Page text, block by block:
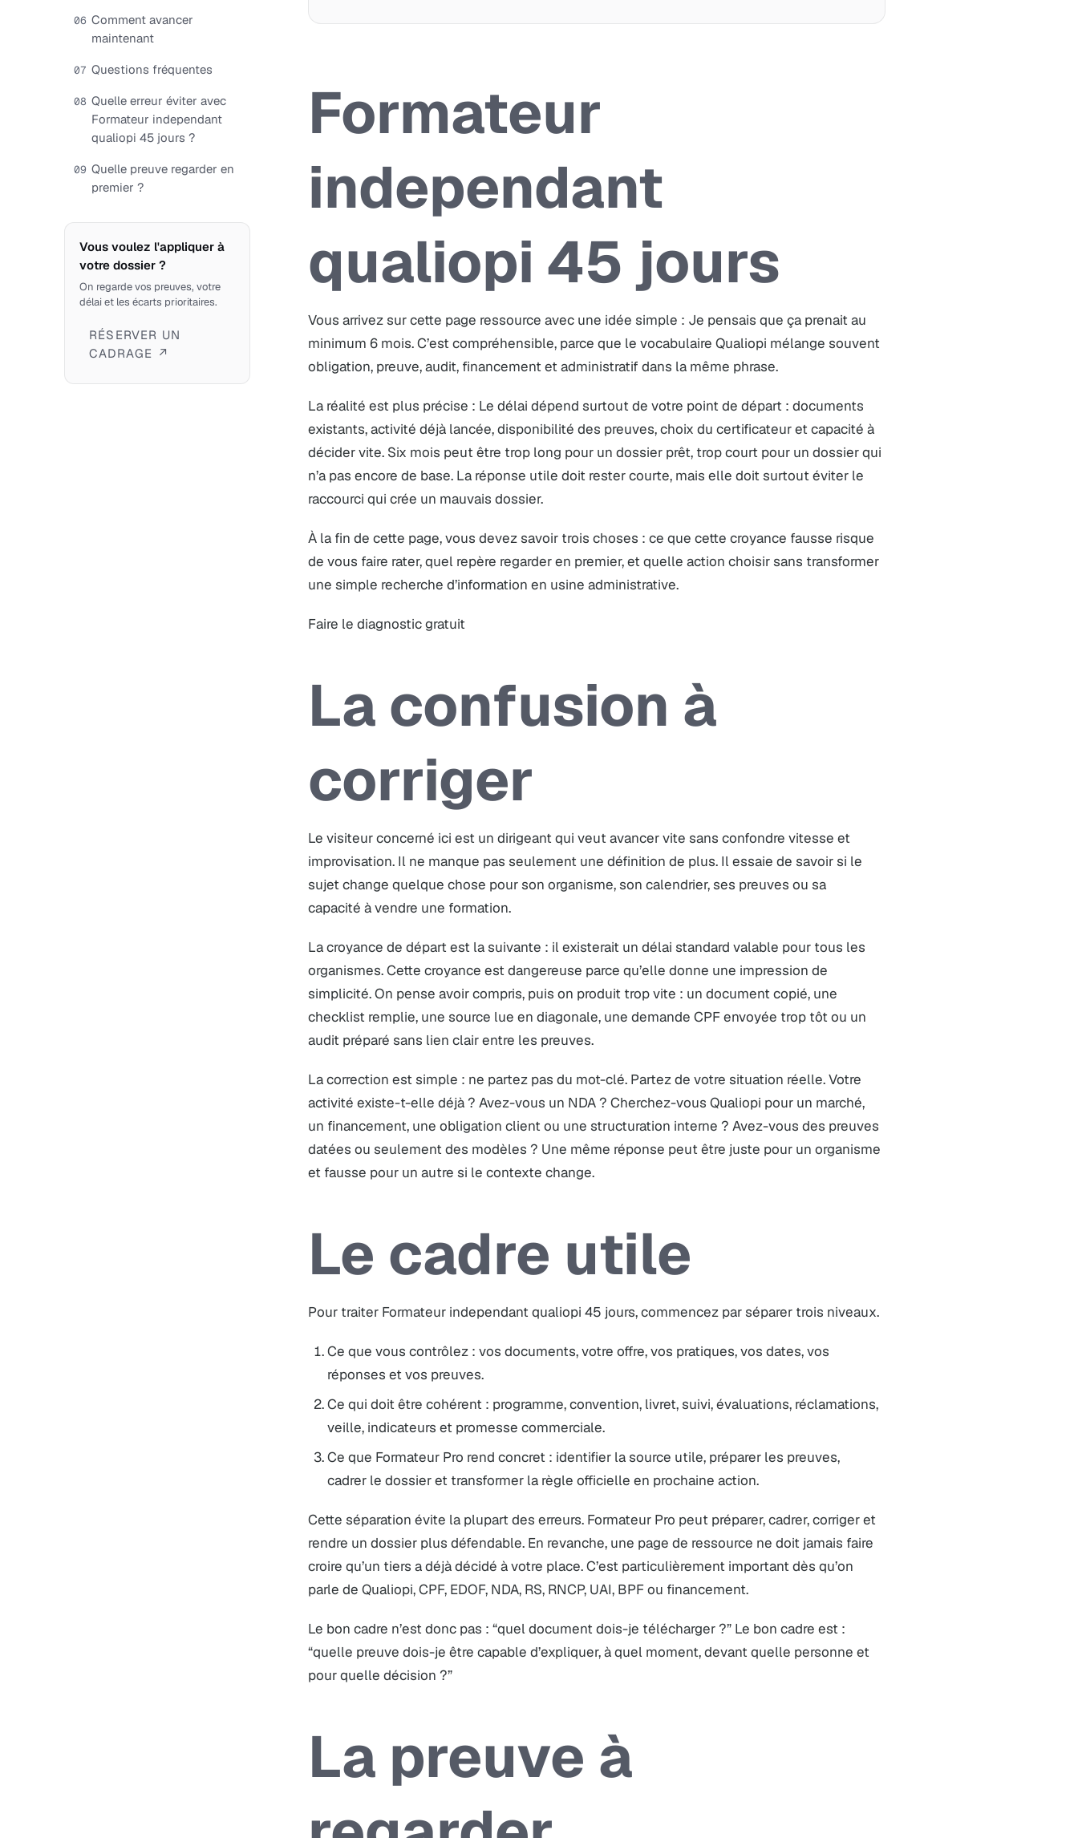
06 Comment avancer
maintenant
07 Questions fréquentes
08 Quelle erreur éviter avec
Formateur independant
qualiopi 45 jours ?
09 Quelle preuve regarder en
premier ?
Vous voulez l'appliquer à
votre dossier ?
On regarde vos preuves, votre
délai et les écarts prioritaires.
RÉSERVER UN
CADRAGE ↗
Formateur
independant
qualiopi 45 jours
Vous arrivez sur cette page ressource avec une idée simple : Je pensais que ça prenait au
minimum 6 mois. C’est compréhensible, parce que le vocabulaire Qualiopi mélange souvent
obligation, preuve, audit, financement et administratif dans la même phrase.
La réalité est plus précise : Le délai dépend surtout de votre point de départ : documents
existants, activité déjà lancée, disponibilité des preuves, choix du certificateur et capacité à
décider vite. Six mois peut être trop long pour un dossier prêt, trop court pour un dossier qui
n’a pas encore de base. La réponse utile doit rester courte, mais elle doit surtout éviter le
raccourci qui crée un mauvais dossier.
À la fin de cette page, vous devez savoir trois choses : ce que cette croyance fausse risque
de vous faire rater, quel repère regarder en premier, et quelle action choisir sans transformer
une simple recherche d’information en usine administrative.
Faire le diagnostic gratuit
La confusion à
corriger
Le visiteur concerné ici est un dirigeant qui veut avancer vite sans confondre vitesse et
improvisation. Il ne manque pas seulement une définition de plus. Il essaie de savoir si le
sujet change quelque chose pour son organisme, son calendrier, ses preuves ou sa
capacité à vendre une formation.
La croyance de départ est la suivante : il existerait un délai standard valable pour tous les
organismes. Cette croyance est dangereuse parce qu’elle donne une impression de
simplicité. On pense avoir compris, puis on produit trop vite : un document copié, une
checklist remplie, une source lue en diagonale, une demande CPF envoyée trop tôt ou un
audit préparé sans lien clair entre les preuves.
La correction est simple : ne partez pas du mot-clé. Partez de votre situation réelle. Votre
activité existe-t-elle déjà ? Avez-vous un NDA ? Cherchez-vous Qualiopi pour un marché,
un financement, une obligation client ou une structuration interne ? Avez-vous des preuves
datées ou seulement des modèles ? Une même réponse peut être juste pour un organisme
et fausse pour un autre si le contexte change.
Le cadre utile
Pour traiter Formateur independant qualiopi 45 jours, commencez par séparer trois niveaux.
Ce que vous contrôlez : vos documents, votre offre, vos pratiques, vos dates, vos
réponses et vos preuves.
Ce qui doit être cohérent : programme, convention, livret, suivi, évaluations, réclamations,
veille, indicateurs et promesse commerciale.
Ce que Formateur Pro rend concret : identifier la source utile, préparer les preuves,
cadrer le dossier et transformer la règle officielle en prochaine action.
Cette séparation évite la plupart des erreurs. Formateur Pro peut préparer, cadrer, corriger et
rendre un dossier plus défendable. En revanche, une page de ressource ne doit jamais faire
croire qu’un tiers a déjà décidé à votre place. C’est particulièrement important dès qu’on
parle de Qualiopi, CPF, EDOF, NDA, RS, RNCP, UAI, BPF ou financement.
Le bon cadre n’est donc pas : “quel document dois-je télécharger ?” Le bon cadre est :
“quelle preuve dois-je être capable d’expliquer, à quel moment, devant quelle personne et
pour quelle décision ?”
La preuve à